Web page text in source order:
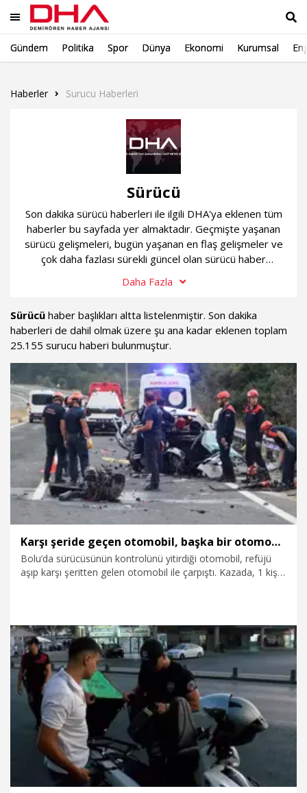
Gündem Politika Spor Dünya Ekonomi Kurumsal
Haberler Surucu Haberleri
Sürücü
Son dakika sürücü haberleri ile ilgili DHA'ya eklenen tüm
haberler bu sayfada yer almaktadır. Geçmişte yaşanan
sürücü gelişmeleri, bugün yaşanan en flaş gelişmeler ve
çok daha fazlası sürekli güncel olan sürücü haber
Daha Fazla
Sürücü haber başlıkları altta listelenmiştir. Son dakika
haberleri de dahil olmak üzere şu ana kadar eklenen toplam
25.155 surucu haberi bulunmuştur.
Karşı şeride geçen otomobil, başka bir otomobille çapıştı: 1 ölü, 2 ağır yaralı
Bolu’da sürücüsünün kontrolünü yitirdiği otomobil, refüjü
aşıp karşı şeritten gelen otomobil ile çarpıştı. Kazada, 1 kişi
7.08.2026 Gündem